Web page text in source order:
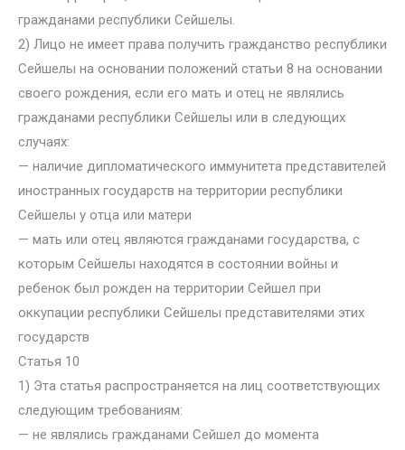
гражданами республики Сейшелы.
2) Лицо не имеет права получить гражданство республики
Сейшелы на основании положений статьи 8 на основании
своего рождения, если его мать и отец не являлись
гражданами республики Сейшелы или в следующих
случаях:
— наличие дипломатического иммунитета представителей
иностранных государств на территории республики
Сейшелы у отца или матери
— мать или отец являются гражданами государства, с
которым Сейшелы находятся в состоянии войны и
ребенок был рожден на территории Сейшел при
оккупации республики Сейшелы представителями этих
государств
Статья 10
1) Эта статья распространяется на лиц соответствующих
следующим требованиям:
— не являлись гражданами Сейшел до момента